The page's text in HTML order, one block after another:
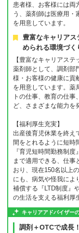
患者様、お客様には両
う、薬剤師は医療用・
を用意しています。
豊富なキャリア
められる環境づく
【豊富なキャリアステ
薬剤師として、調剤部
様・お客様の健康に貢
を用意しています。薬
トの仕事、教育の仕
ど、さまざまな能力を
【福利厚生充実】
出産後育児休業を終え
間をとれるように短時
『育児短時間勤務制
まで適用できる、仕事
おり、現在150名以上
にも、病気や怪我によ
補償する『LTD制度』
の生活を支える福利厚
キャリアアドバイザー
調剤＋OTCで成長